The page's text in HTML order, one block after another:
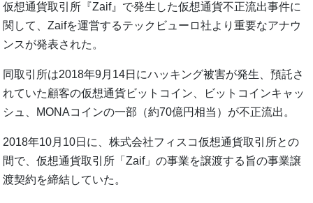
仮想通貨取引所『Zaif』で発生した仮想通貨不正流出事件に
関して、Zaifを運営するテックビューロ社より重要なアナウ
ンスが発表された。
同取引所は2018年9月14日にハッキング被害が発生、預託さ
れていた顧客の仮想通貨ビットコイン、ビットコインキャッ
シュ、MONAコインの一部（約70億円相当）が不正流出。
2018年10月10日に、株式会社フィスコ仮想通貨取引所との
間で、仮想通貨取引所「Zaif」の事業を譲渡する旨の事業譲
渡契約を締結していた。